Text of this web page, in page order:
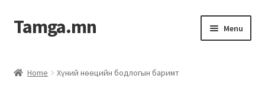
Tamga.mn Menu
Home Хүний нөөцийн бодлогын баримт